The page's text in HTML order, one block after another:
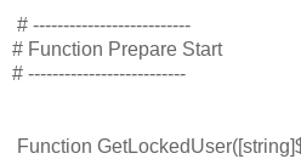
# --------------------------
# Function Prepare Start
# --------------------------
Function